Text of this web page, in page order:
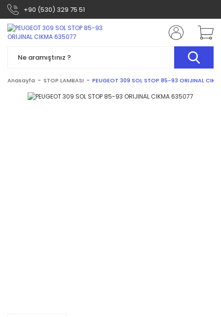
+90 (530) 329 75 51
Anasayfa STOP LAMBASI PEUGEOT 309 SOL STOP 85-93 ORIJINAL